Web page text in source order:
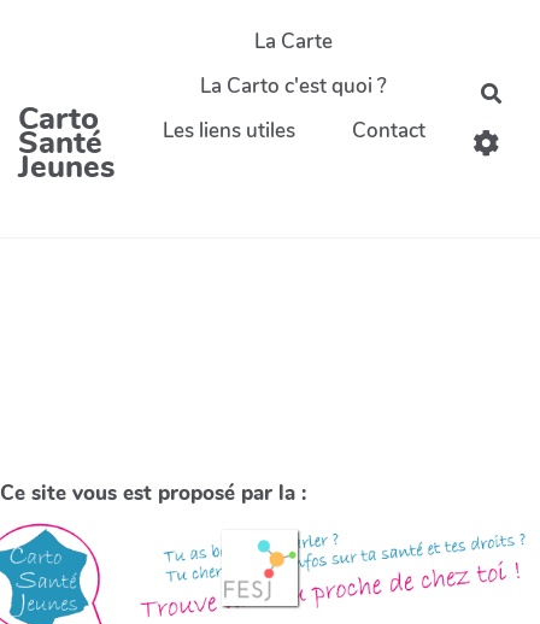
Carto
Santé
Jeunes
La Carte
La Carto c'est quoi ?
Les liens utiles
Contact
Ce site vous est proposé par la :